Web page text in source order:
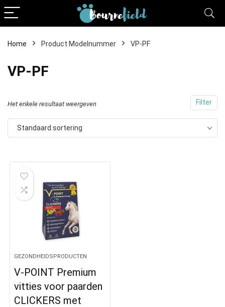
Home Product Modelnummer VP-PF
VP-PF
Filter
Het enkele resultaat weergeven
Standaard sortering
GEZONDHEIDSPRODUCTEN
V-POINT Premium
vitties voor paarden
CLICKERS met